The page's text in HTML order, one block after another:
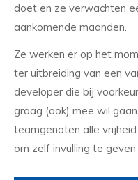
doet en ze verwachten
aankomende maanden.
Ze werken er op het
ter uitbreiding van een
developer die bij
graag (ook) mee wil
teamgenoten alle
om zelf invulling te